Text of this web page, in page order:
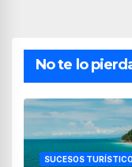
No te lo
SUCESOS